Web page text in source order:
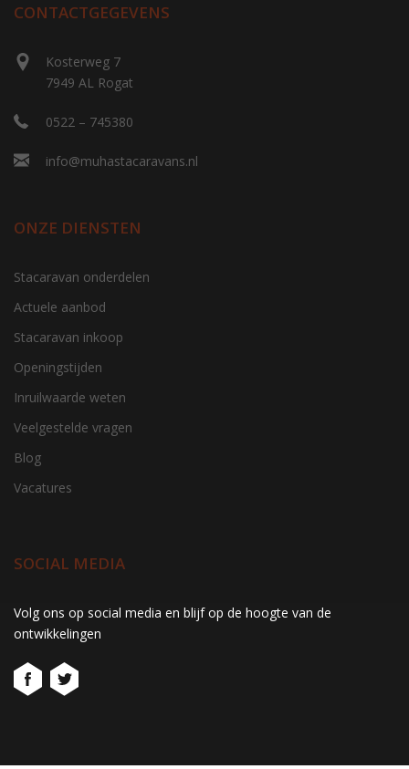
CONTACTGEGEVENS
Kosterweg 7
7949 AL Rogat
0522 – 745380
info@muhastacaravans.nl
ONZE DIENSTEN
Stacaravan onderdelen
Actuele aanbod
Stacaravan inkoop
Openingstijden
Inruilwaarde weten
Veelgestelde vragen
Blog
Vacatures
SOCIAL MEDIA
Volg ons op social media en blijf op de hoogte van de
ontwikkelingen
gtag('consent', 'update', function() { window.dataLayer =
window.dataLayer || []; window.dataLayer.push({ 'event':